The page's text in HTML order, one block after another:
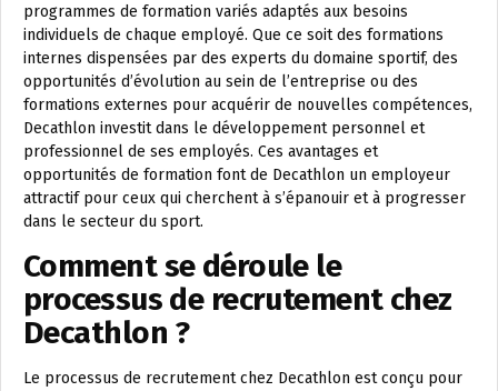
programmes de formation variés adaptés aux besoins
individuels de chaque employé. Que ce soit des formations
internes dispensées par des experts du domaine sportif, des
opportunités d’évolution au sein de l’entreprise ou des
formations externes pour acquérir de nouvelles compétences,
Decathlon investit dans le développement personnel et
professionnel de ses employés. Ces avantages et
opportunités de formation font de Decathlon un employeur
attractif pour ceux qui cherchent à s’épanouir et à progresser
dans le secteur du sport.
Comment se déroule le
processus de recrutement chez
Decathlon ?
Le processus de recrutement chez Decathlon est conçu pour